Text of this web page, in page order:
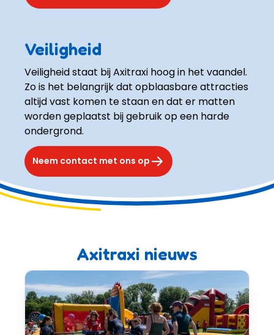
Veiligheid
Veiligheid staat bij Axitraxi hoog in het vaandel.
Zo is het belangrijk dat opblaasbare attracties
altijd vast komen te staan en dat er matten
worden geplaatst bij gebruik op een harde
ondergrond.
Neem contact met ons op
Axitraxi nieuws